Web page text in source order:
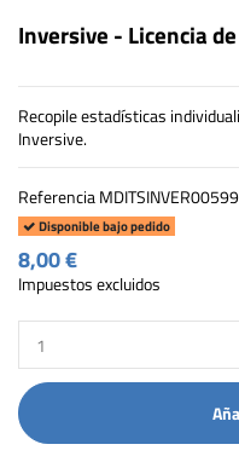
Inversive - Licencia
Recopile estadísticas
Inversive.
ReferenciaMDITSINVER00599
Disponible bajo pedido
8,00 €
Impuestos excluidos